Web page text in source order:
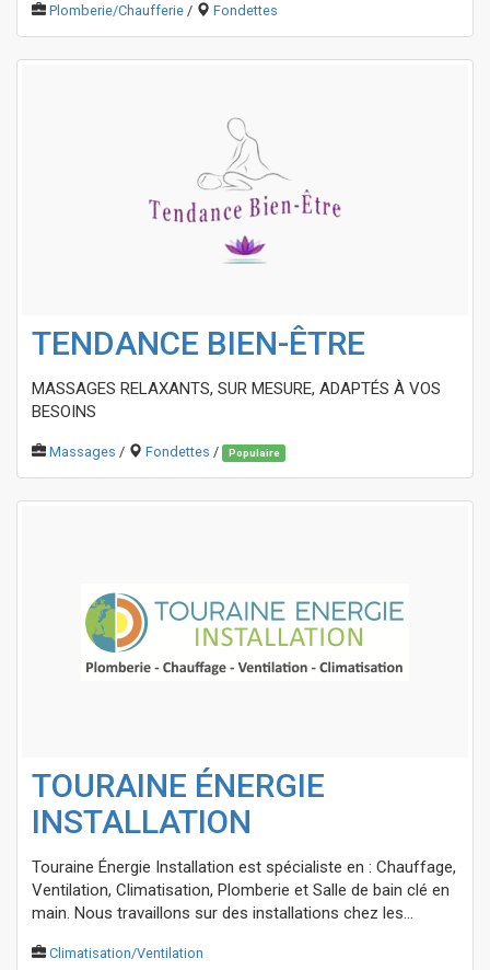
Plomberie/Chaufferie / Fondettes
TENDANCE BIEN-ÊTRE
MASSAGES RELAXANTS, SUR MESURE, ADAPTÉS À VOS
BESOINS
Massages / Fondettes / Populaire
TOURAINE ÉNERGIE
INSTALLATION
Touraine Énergie Installation est spécialiste en : Chauffage,
Ventilation, Climatisation, Plomberie et Salle de bain clé en
main. Nous travaillons sur des installations chez les...
Climatisation/Ventilation